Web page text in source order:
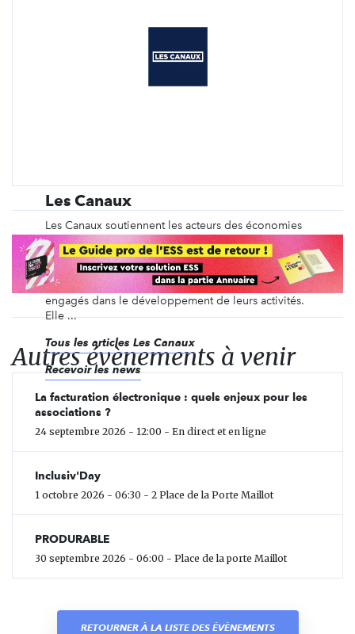
Les Canaux
Les Canaux soutiennent les acteurs des économies
solidaires et innovantes. L’association déploie des
programmes d’apport d’affaires, de structuration de
filières économiques à impact et de formations
pour accompagner les acteurs économiques
engagés dans le développement de leurs activités.
Elle ...
Tous les articles Les Canaux
Recevoir les news
Autres évènements à venir
La facturation électronique : quels enjeux pour les
associations ?
24 septembre 2026 - 12:00 - En direct et en ligne
Inclusiv'Day
1 octobre 2026 - 06:30 - 2 Place de la Porte Maillot
PRODURABLE
30 septembre 2026 - 06:00 - Place de la porte Maillot
RETOURNER À LA LISTE DES ÉVÈNEMENTS